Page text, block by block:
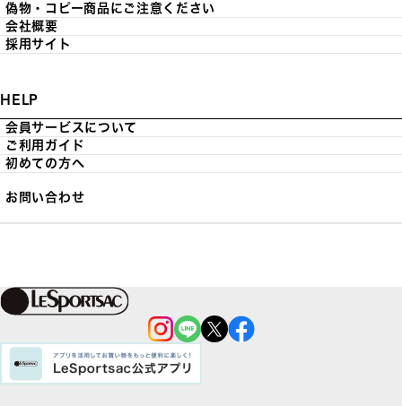
偽物・コピー商品にご注意ください
会社概要
採用サイト
HELP
会員サービスについて
ご利用ガイド
初めての方へ
お問い合わせ